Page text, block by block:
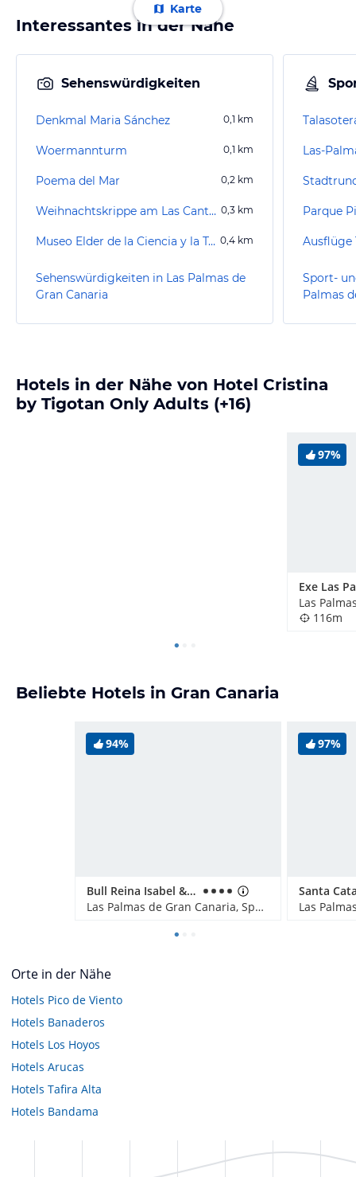
Karte
Interessantes in der Nähe
Sehenswürdigkeiten
Denkmal Maria Sánchez 0,1 km
Woermannturm 0,1 km
Poema del Mar 0,2 km
Weihnachtskrippe am Las Canteras Strand 0,3 km
Museo Elder de la Ciencia y la Tecnologia 0,4 km
Sehenswürdigkeiten in Las Palmas de
Gran Canaria
Las-
Parque
Ausflüge
Sport-
Palmas
Hotels in der Nähe von Hotel Cristina
by Tigotan Only Adults (+16)
97%
Exe Las
116m
Beliebte Hotels in Gran Canaria
94%
Bull Reina Isabel & Spa
Las Palmas de Gran Canaria, Spanien
97%
Orte in der Nähe
Hotels Pico de Viento
Hotels Banaderos
Hotels Los Hoyos
Hotels Arucas
Hotels Tafira Alta
Hotels Bandama